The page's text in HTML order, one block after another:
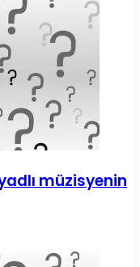
müzisyenin